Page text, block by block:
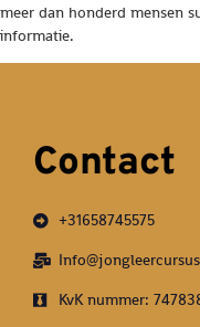
meer dan honderd mensen
informatie.
Contact
+31658745575
KvK nummer: